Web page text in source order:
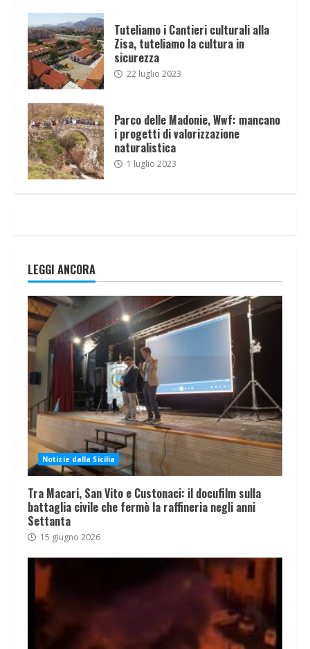
Tuteliamo i Cantieri culturali alla
Zisa, tuteliamo la cultura in
sicurezza
22 luglio 2023
Parco delle Madonie, Wwf: mancano
i progetti di valorizzazione
naturalistica
1 luglio 2023
LEGGI ANCORA
Notizie dalla Sicilia
Tra Macari, San Vito e Custonaci: il docufilm sulla
battaglia civile che fermò la raffineria negli anni
Settanta
15 giugno 2026